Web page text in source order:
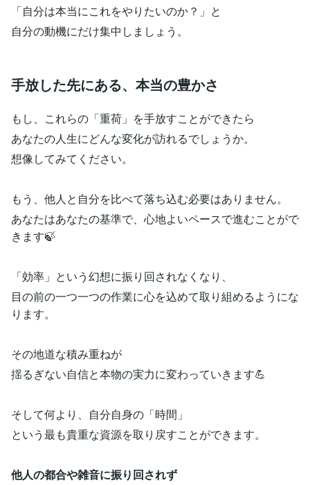
「自分は本当にこれをやりたいのか？」と
自分の動機にだけ集中しましょう。
手放した先にある、本当の豊かさ
もし、これらの「重荷」を手放すことができたら
あなたの人生にどんな変化が訪れるでしょうか。
想像してみてください。
もう、他人と自分を比べて落ち込む必要はありません。
あなたはあなたの基準で、心地よいペースで進むことがで
きます🍃
「効率」という幻想に振り回されなくなり、
目の前の一つ一つの作業に心を込めて取り組めるようにな
ります。
その地道な積み重ねが
揺るぎない自信と本物の実力に変わっていきます💪
そして何より、自分自身の「時間」
という最も貴重な資源を取り戻すことができます。
他人の都合や雑音に振り回されず